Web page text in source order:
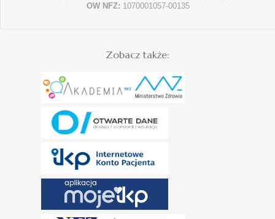
OW NFZ: 1070001057-00135
Zobacz także: